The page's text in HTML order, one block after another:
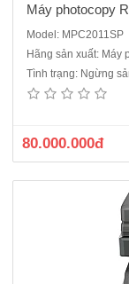
Máy photocopy
Model: MPC2011SP
Hãng sản xuất: Máy
Tình trạng: Ngừng
80.000.000đ
Máy photocopy
Copy- in mạng-
/phút - Độ phân